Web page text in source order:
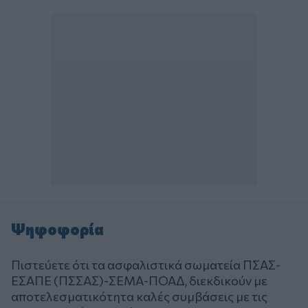
Ψηφοφορία
Πιστεύετε ότι τα ασφαλιστικά σωματεία ΠΣΑΣ-
ΕΣΑΠΕ (ΠΣΣΑΣ)-ΣΕΜΑ-ΠΟΑΔ, διεκδικούν με
αποτελεσματικότητα καλές συμβάσεις με τις